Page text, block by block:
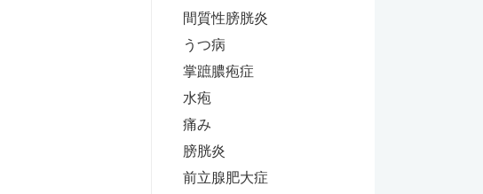
間質性膀胱炎
うつ病
掌蹠膿疱症
水疱
痛み
膀胱炎
前立腺肥大症